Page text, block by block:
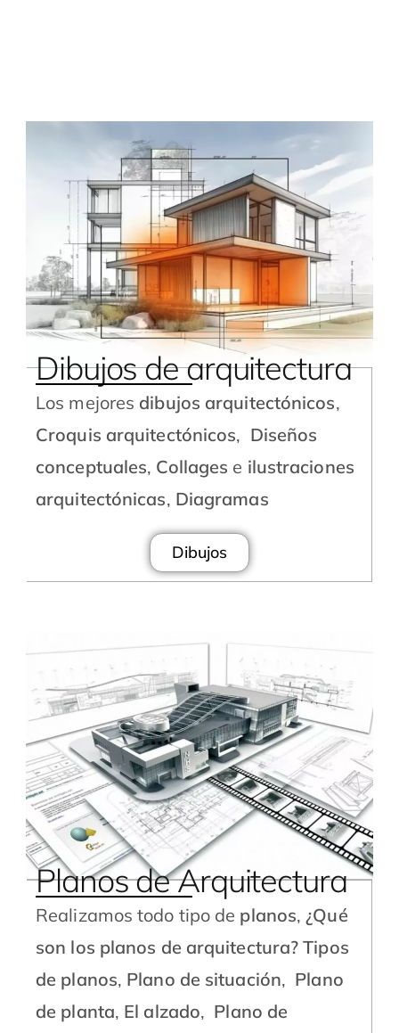
Dibujos de arquitectura
Los mejores dibujos arquitectónicos,
Croquis arquitectónicos, Diseños
conceptuales, Collages e ilustraciones
arquitectónicas, Diagramas
Dibujos
Planos de Arquitectura
Realizamos todo tipo de planos, ¿Qué
son los planos de arquitectura? Tipos
de planos, Plano de situación, Plano
de planta, El alzado, Plano de